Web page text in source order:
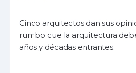
Cinco arquitectos dan sus
rumbo que la arquitectura
años y décadas entrantes.